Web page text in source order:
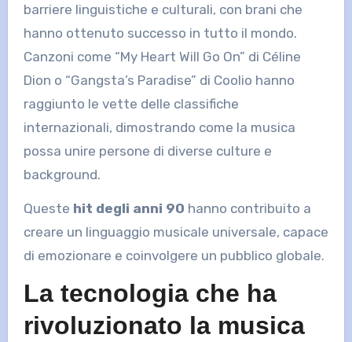
barriere linguistiche e culturali, con brani che
hanno ottenuto successo in tutto il mondo.
Canzoni come “My Heart Will Go On” di Céline
Dion o “Gangsta’s Paradise” di Coolio hanno
raggiunto le vette delle classifiche
internazionali, dimostrando come la musica
possa unire persone di diverse culture e
background.
Queste hit degli anni 90 hanno contribuito a
creare un linguaggio musicale universale, capace
di emozionare e coinvolgere un pubblico globale.
La tecnologia che ha
rivoluzionato la musica